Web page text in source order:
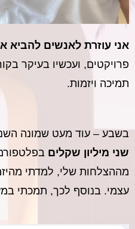
אני עוזרת לאנשים
פרויקטים, ועכשיו בעיקר
תמיכה ויזמות.
בשבע – עוד מעט שמונה
שני מיליון שקלים
מההצלחות שלי, למדתי
עצמי. בנוסף לכך, תמכתי